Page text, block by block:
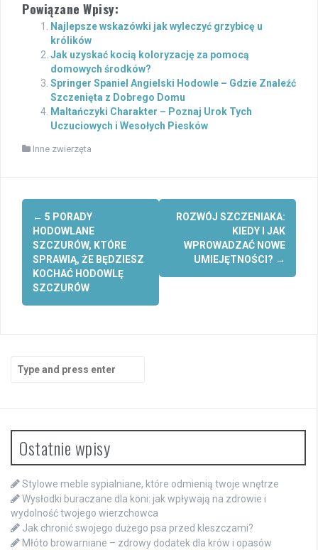
Powiązane Wpisy:
Najlepsze wskazówki jak wyleczyć grzybicę u
królików
Jak uzyskać kocią koloryzację za pomocą
domowych środków?
Springer Spaniel Angielski Hodowle – Gdzie Znaleźć
Szczenięta z Dobrego Domu
Maltańczyki Charakter – Poznaj Urok Tych
Uczuciowych i Wesołych Piesków
Inne zwierzęta
Post
navigation
← 5 PORADY
HODOWLANE
SZCZURÓW, KTÓRE
SPRAWIĄ, ŻE BĘDZIESZ
KOCHAĆ HODOWLĘ
SZCZURÓW
ROZWÓJ SZCZENIAKA:
KIEDY I JAK
WPROWADZAĆ NOWE
UMIEJĘTNOŚCI? →
for:
Ostatnie wpisy
Stylowe meble sypialniane, które odmienią twoje wnętrze
Wysłodki buraczane dla koni: jak wpływają na zdrowie i
wydolność twojego wierzchowca
Jak chronić swojego dużego psa przed kleszczami?
Młóto browarniane – zdrowy dodatek dla krów i opasów